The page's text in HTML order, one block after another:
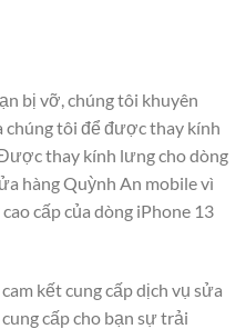
bị vỡ, chúng tôi khuyên
chúng tôi để được thay kính
thay kính lưng cho dòng
hàng Quỳnh An mobile vì
cấp của dòng iPhone 13
kết cung cấp dịch vụ sửa
cấp cho bạn sự trải